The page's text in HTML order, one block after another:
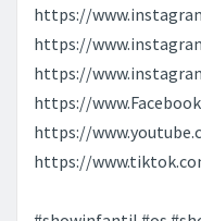
https://
https://
https://
https://
https://
https://